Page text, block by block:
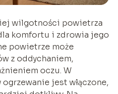
wilgotności powietrza
komfortu i zdrowia jego
powietrze może
z oddychaniem,
oczu. W
jest włączone,